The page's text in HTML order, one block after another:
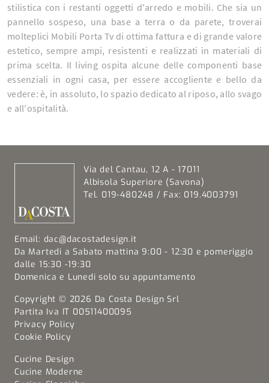
stilistica con i restanti oggetti d'arredo e mobili. Che sia un
pannello sospeso, una base a terra o da parete, troverai
molteplici Mobili Porta Tv di ottima fattura e di grande valore
estetico, sempre ampi, resistenti e realizzati in materiali di
prima scelta. Il living ospita alcune delle componenti base
essenziali in ogni casa, per essere accogliente e bello da
vedere: è, in assoluto, lo spazio dedicato al riposo, allo svago
e all'ospitalità.
Via del Cantau, 12 A - 17011
Albisola Superiore (Savona)
Tel. 019-480248 / Fax: 019.4003791
Email: dac@dacostadesign.it
Da Martedi a Sabato mattina 9:00 - 12:30 e pomeriggio
dalle 15:30 -19:30
Domenica e Lunedi solo su appuntamento
Copyright © 2026 Da Costa Design Srl
Partita Iva IT 00511400095
Privacy Policy
Cookie Policy
Cucine Design
Cucine Moderne